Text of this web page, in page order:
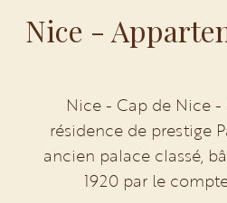
Nice -
Nice - Cap de Nice
résidence de prestige
ancien palace classé,
1920 par le